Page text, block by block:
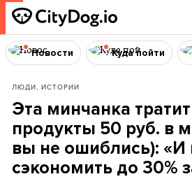
Новости Куда пойти
ЛЮДИ, ИСТОРИИ
Эта минчанка
продукты 50 руб. в
вы не ошиблись): «И
сэкономить до 30%